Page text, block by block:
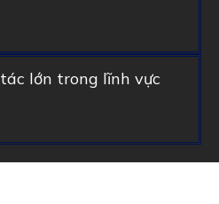
lớn trong lĩnh vực